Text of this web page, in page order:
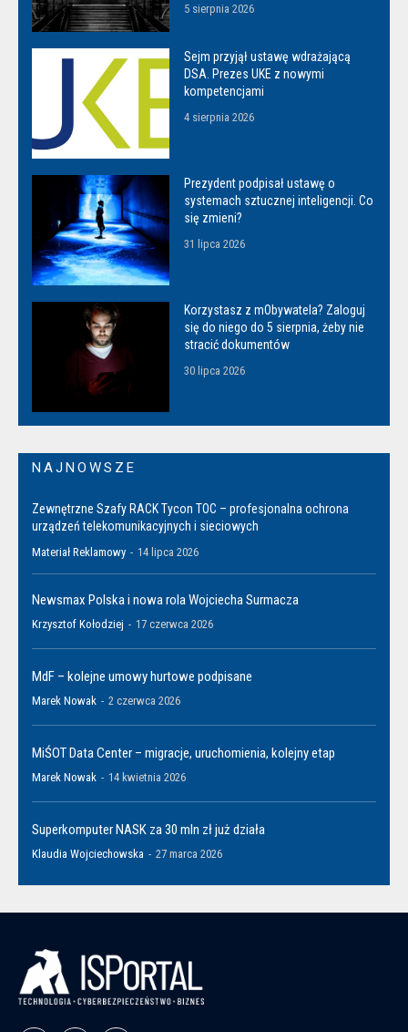
5 sierpnia 2026
Sejm przyjął ustawę wdrażającą
DSA. Prezes UKE z nowymi
kompetencjami
4 sierpnia 2026
Prezydent podpisał ustawę o
systemach sztucznej inteligencji. Co
się zmieni?
31 lipca 2026
Korzystasz z mObywatela? Zaloguj
się do niego do 5 sierpnia, żeby nie
stracić dokumentów
30 lipca 2026
NAJNOWSZE
Zewnętrzne Szafy RACK Tycon TOC – profesjonalna ochrona
urządzeń telekomunikacyjnych i sieciowych
Materiał Reklamowy - 14 lipca 2026
Newsmax Polska i nowa rola Wojciecha Surmacza
Krzysztof Kołodziej - 17 czerwca 2026
MdF – kolejne umowy hurtowe podpisane
Marek Nowak - 2 czerwca 2026
MiŚOT Data Center – migracje, uruchomienia, kolejny etap
Marek Nowak - 14 kwietnia 2026
Superkomputer NASK za 30 mln zł już działa
Klaudia Wojciechowska - 27 marca 2026